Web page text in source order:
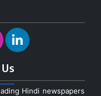
Hindi newspapers